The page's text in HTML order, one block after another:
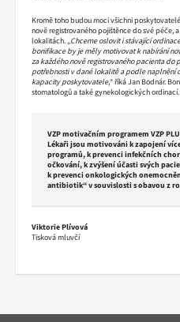
Kromě toho budou moci všichni
nově registrovaného pojištěnce do své péče,
lokalitách. „Chceme oslovit i stávající
bonifikace by je měly motivovat k nabírání
za každého nově registrovaného pacienta
potřebnosti v dané lokalitě a podle naplnění
kapacity poskytovatele,“ říká Jan Bodnár.
stomatologů a také gynekologických ordinací.
VZP motivačním programem VZP
Lékaři jsou motivováni k zapojení
programů, k prevenci infekčních
očkování, k zvýšení účasti svých
k prevenci onkologických
antibiotik“ v souvislosti s obavou z
Viktorie Plívová
Tisková mluvčí